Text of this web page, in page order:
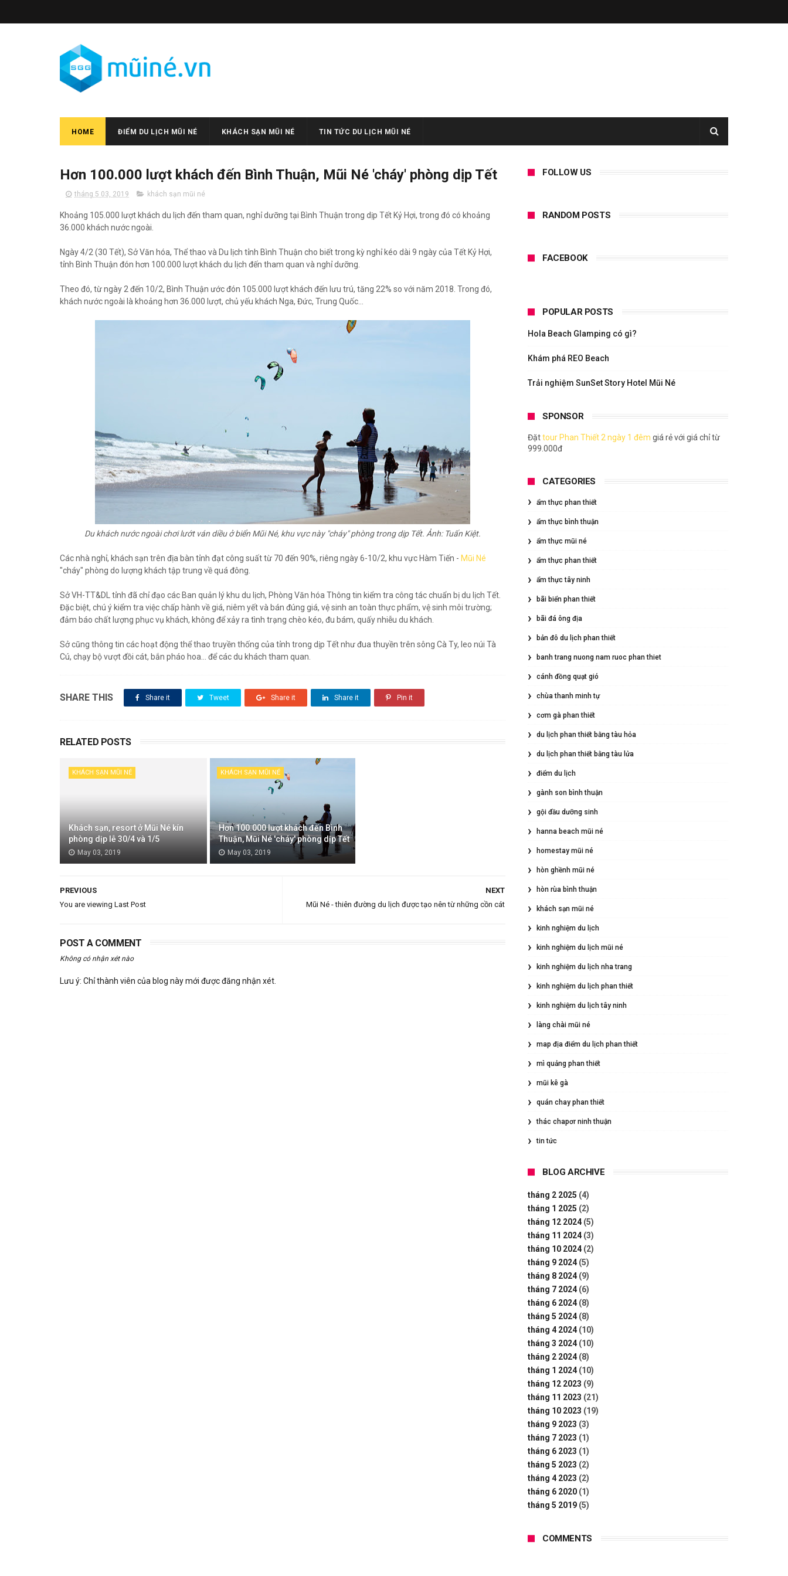
HOME ĐIỂM DU LỊCH MŨI NÉ KHÁCH SẠN MŨI NÉ TIN TỨC DU LỊCH MŨI NÉ
Hơn 100.000 lượt khách đến Bình Thuận, Mũi Né 'cháy' phòng dịp Tết
tháng 5 03, 2019 khách sạn mũi né
Khoảng 105.000 lượt khách du lịch đến tham quan, nghỉ dưỡng tại Bình Thuận trong dịp Tết Kỷ Hợi, trong đó có khoảng
36.000 khách nước ngoài.
Ngày 4/2 (30 Tết), Sở Văn hóa, Thể thao và Du lịch tỉnh Bình Thuận cho biết trong kỳ nghỉ kéo dài 9 ngày của Tết Kỷ Hợi,
tỉnh Bình Thuận đón hơn 100.000 lượt khách du lịch đến tham quan và nghỉ dưỡng.
Theo đó, từ ngày 2 đến 10/2, Bình Thuận ước đón 105.000 lượt khách đến lưu trú, tăng 22% so với năm 2018. Trong đó,
khách nước ngoài là khoảng hơn 36.000 lượt, chủ yếu khách Nga, Đức, Trung Quốc...
Du khách nước ngoài chơi lướt ván diều ở biển Mũi Né, khu vực này "cháy" phòng trong dịp Tết. Ảnh: Tuấn Kiệt.
Các nhà nghỉ, khách sạn trên địa bàn tỉnh đạt công suất từ 70 đến 90%, riêng ngày 6-10/2, khu vực Hàm Tiến - Mũi Né
"cháy" phòng do lượng khách tập trung về quá đông.
Sở VH-TT&DL tỉnh đã chỉ đạo các Ban quản lý khu du lịch, Phòng Văn hóa Thông tin kiểm tra công tác chuẩn bị du lịch Tết.
Đặc biệt, chú ý kiểm tra việc chấp hành về giá, niêm yết và bán đúng giá, vệ sinh an toàn thực phẩm, vệ sinh môi trường;
đảm báo chất lượng phục vụ khách, không để xảy ra tình trạng chèo kéo, đu bám, quấy nhiễu du khách.
Sở cũng thông tin các hoạt động thể thao truyền thống của tỉnh trong dịp Tết như đua thuyền trên sông Cà Ty, leo núi Tà
Cú, chạy bộ vượt đồi cát, bắn pháo hoa... để các du khách tham quan.
SHARE THIS Share it Tweet Share it Share it Pin it
RELATED POSTS
KHÁCH SẠN MŨI NÉ
Khách sạn, resort ở Mũi Né kín
phòng dịp lễ 30/4 và 1/5
May 03, 2019
KHÁCH SẠN MŨI NÉ
Hơn 100.000 lượt khách đến Bình
Thuận, Mũi Né 'cháy' phòng dịp Tết
May 03, 2019
NEXT
Mũi Né - thiên đường du lịch được tạo nên từ những cồn cát
PREVIOUS
You are viewing Last Post
POST A COMMENT
Không có nhận xét nào
Lưu ý: Chỉ thành viên của blog này mới được đăng nhận xét.
FOLLOW US
RANDOM POSTS
FACEBOOK
POPULAR POSTS
Hola Beach Glamping có gì?
Khám phá REO Beach
Trải nghiệm SunSet Story Hotel Mũi Né
SPONSOR
Đặttour Phan Thiết 2 ngày 1 đêm giá rẻ với giá chỉ từ
999.000đ
CATEGORIES
ẩm thực phan thiết
ẩm thực bình thuận
ẩm thực mũi né
ẩm thực phan thiết
ẩm thực tây ninh
bãi biển phan thiết
bãi đá ông địa
bản đô du lịch phan thiết
banh trang nuong nam ruoc phan thiet
cánh đồng quạt gió
chùa thanh minh tự
cơm gà phan thiết
du lịch phan thiết bằng tàu hỏa
du lịch phan thiết bằng tàu lửa
điểm du lịch
gành son bình thuận
gội đầu dưỡng sinh
hanna beach mũi né
homestay mũi né
hòn ghềnh mũi né
hòn rùa bình thuận
khách sạn mũi né
kinh nghiệm du lịch
kinh nghiệm du lịch mũi né
kinh nghiệm du lịch nha trang
kinh nghiệm du lịch phan thiết
kinh nghiệm du lịch tây ninh
làng chài mũi né
map địa điểm du lịch phan thiết
mì quảng phan thiết
mũi kê gà
quán chay phan thiết
thác chapơr ninh thuận
tin tức
BLOG ARCHIVE
tháng 2 2025 (4)
tháng 1 2025 (2)
tháng 12 2024 (5)
tháng 11 2024 (3)
tháng 10 2024 (2)
tháng 9 2024 (5)
tháng 8 2024 (9)
tháng 7 2024 (6)
tháng 6 2024 (8)
tháng 5 2024 (8)
tháng 4 2024 (10)
tháng 3 2024 (10)
tháng 2 2024 (8)
tháng 1 2024 (10)
tháng 12 2023 (9)
tháng 11 2023 (21)
tháng 10 2023 (19)
tháng 9 2023 (3)
tháng 7 2023 (1)
tháng 6 2023 (1)
tháng 5 2023 (2)
tháng 4 2023 (2)
tháng 6 2020 (1)
tháng 5 2019 (5)
COMMENTS